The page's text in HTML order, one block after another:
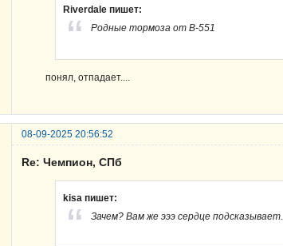
Riverdale пишет:
Родные тормоза от В-551
понял, отпадает....
08-09-2025 20:56:52
Re: Чемпион, СПб
kisa пишет:
Зачем? Вам же эээ сердце подсказывает.